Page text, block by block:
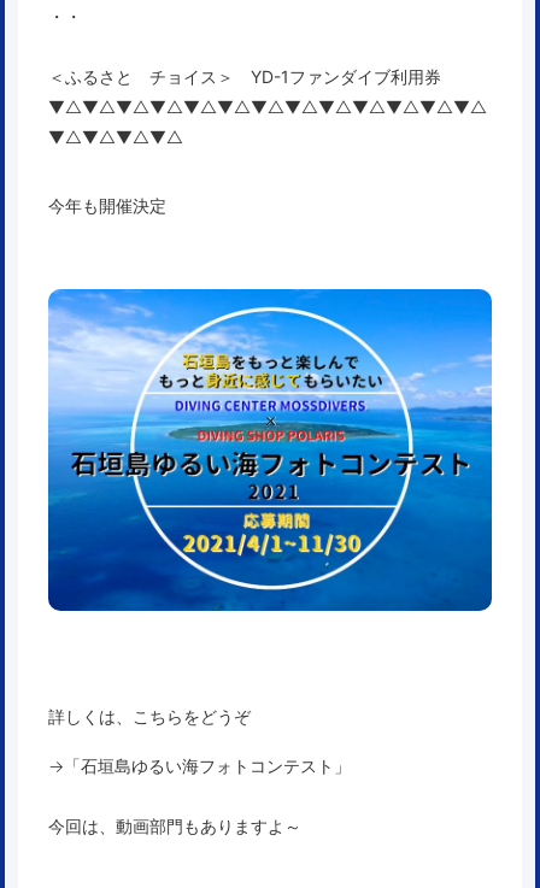
・・
＜ふるさと チョイス＞ YD-1ファンダイブ利用券
▼△▼△▼△▼△▼△▼△▼△▼△▼△▼△▼△▼△▼△
▼△▼△▼△▼△
今年も開催決定
詳しくは、こちらをどうぞ
→「石垣島ゆるい海フォトコンテスト 」
今回は、動画部門もありますよ～